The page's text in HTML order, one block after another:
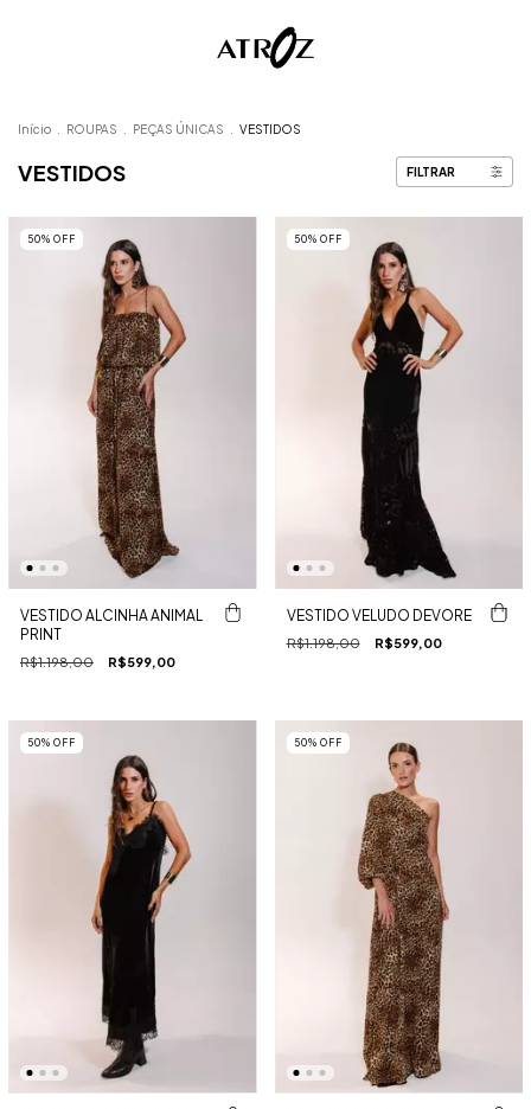
Início ROUPAS PEÇAS ÚNICAS VESTIDOS
VESTIDOS FILTRAR
50% OFF
VESTIDO ALCINHA ANIMAL
PRINT
R$1.198,00 R$599,00
50% OFF
VESTIDO VELUDO DEVORE
R$1.198,00 R$599,00
50% OFF 50% OFF